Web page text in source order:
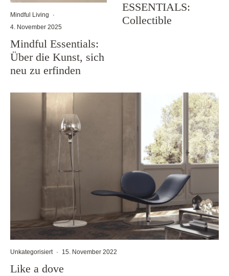
Mindful Living
·
4. November 2025
Mindful Essentials:
Über die Kunst, sich
neu zu erfinden
ESSENTIALS:
Collectible
Unkategorisiert · 15. November 2022
Like a dove